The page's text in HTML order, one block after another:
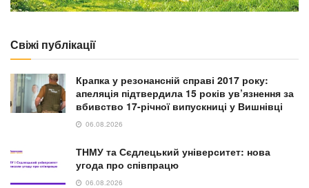
Свіжі публікації
Крапка у резонансній справі 2017 року:
апеляція підтвердила 15 років ув’язнення за
вбивство 17-річної випускниці у Вишнівці
06.08.2026
ТНМУ та Сєдлецький університет: нова
угода про співпрацю
06.08.2026